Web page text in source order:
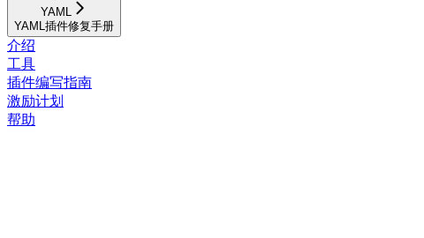
YAML
YAML插件修复手册
介绍
工具
插件编写指南
激励计划
帮助